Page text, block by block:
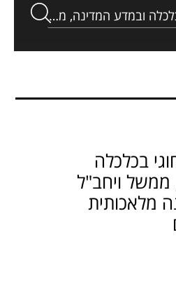
בכלכלה
ויחב"ל
מלאכותית